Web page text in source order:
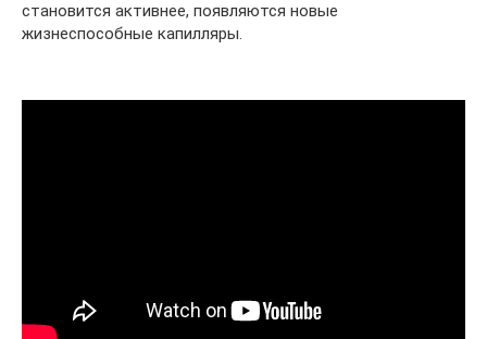
становится активнее, появляются новые
жизнеспособные капилляры.